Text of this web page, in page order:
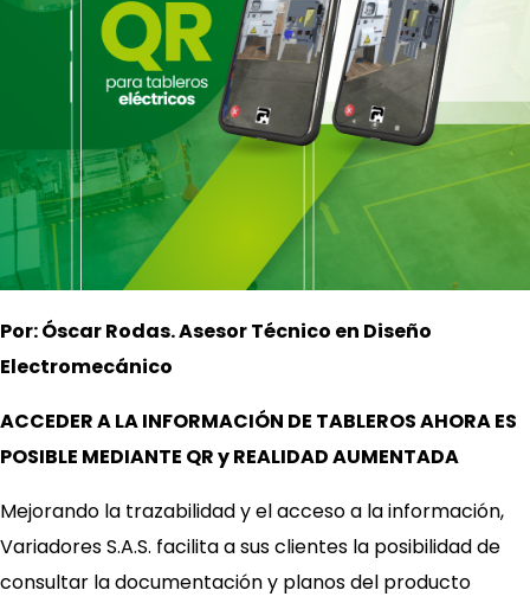
Por: Óscar Rodas. Asesor Técnico en Diseño
Electromecánico
ACCEDER A LA INFORMACIÓN DE TABLEROS AHORA ES
POSIBLE MEDIANTE QR y REALIDAD AUMENTADA
Mejorando la trazabilidad y el acceso a la información,
Variadores S.A.S. facilita a sus clientes la posibilidad de
consultar la documentación y planos del producto